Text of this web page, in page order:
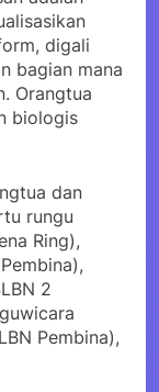
digali
bagian mana
Orangtua
biologis
dan
rungu
Ring),
2
Pembina),